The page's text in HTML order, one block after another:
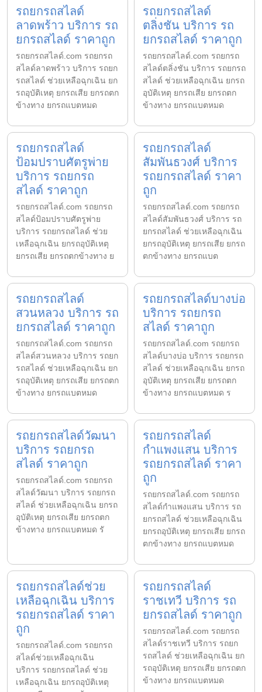
รถยกรถสไลด์
ลาดพร้าว บริการ รถ
ยกรถสไลด์ ราคาถูก
รถยกรถสไลด์.com รถยกรถ
สไลด์ลาดพร้าว บริการ รถยก
รถสไลด์ ช่วยเหลือฉุกเฉิน ยก
รถอุบัติเหตุ ยกรถเสีย ยกรถตก
ข้างทาง ยกรถแบตหมด
รถยกรถสไลด์
ตลิ่งชัน บริการ รถ
ยกรถสไลด์ ราคาถูก
รถยกรถสไลด์.com รถยกรถ
สไลด์ตลิ่งชัน บริการ รถยกรถ
สไลด์ ช่วยเหลือฉุกเฉิน ยกรถ
อุบัติเหตุ ยกรถเสีย ยกรถตก
ข้างทาง ยกรถแบตหมด
รถยกรถสไลด์
ป้อมปราบศัตรูพ่าย
บริการ รถยกรถ
สไลด์ ราคาถูก
รถยกรถสไลด์.com รถยกรถ
สไลด์ป้อมปราบศัตรูพ่าย
บริการ รถยกรถสไลด์ ช่วย
เหลือฉุกเฉิน ยกรถอุบัติเหตุ
ยกรถเสีย ยกรถตกข้างทาง ย
รถยกรถสไลด์
สัมพันธวงศ์ บริการ
รถยกรถสไลด์ ราคา
ถูก
รถยกรถสไลด์.com รถยกรถ
สไลด์สัมพันธวงศ์ บริการ รถ
ยกรถสไลด์ ช่วยเหลือฉุกเฉิน
ยกรถอุบัติเหตุ ยกรถเสีย ยกรถ
ตกข้างทาง ยกรถแบต
รถยกรถสไลด์
สวนหลวง บริการ รถ
ยกรถสไลด์ ราคาถูก
รถยกรถสไลด์.com รถยกรถ
สไลด์สวนหลวง บริการ รถยก
รถสไลด์ ช่วยเหลือฉุกเฉิน ยก
รถอุบัติเหตุ ยกรถเสีย ยกรถตก
ข้างทาง ยกรถแบตหมด
รถยกรถสไลด์บางบ่อ
บริการ รถยกรถ
สไลด์ ราคาถูก
รถยกรถสไลด์.com รถยกรถ
สไลด์บางบ่อ บริการ รถยกรถ
สไลด์ ช่วยเหลือฉุกเฉิน ยกรถ
อุบัติเหตุ ยกรถเสีย ยกรถตก
ข้างทาง ยกรถแบตหมด ร
รถยกรถสไลด์วัฒนา
บริการ รถยกรถ
สไลด์ ราคาถูก
รถยกรถสไลด์.com รถยกรถ
สไลด์วัฒนา บริการ รถยกรถ
สไลด์ ช่วยเหลือฉุกเฉิน ยกรถ
อุบัติเหตุ ยกรถเสีย ยกรถตก
ข้างทาง ยกรถแบตหมด รั
รถยกรถสไลด์
กำแพงแสน บริการ
รถยกรถสไลด์ ราคา
ถูก
รถยกรถสไลด์.com รถยกรถ
สไลด์กำแพงแสน บริการ รถ
ยกรถสไลด์ ช่วยเหลือฉุกเฉิน
ยกรถอุบัติเหตุ ยกรถเสีย ยกรถ
ตกข้างทาง ยกรถแบตหมด
รถยกรถสไลด์ช่วย
เหลือฉุกเฉิน บริการ
รถยกรถสไลด์ ราคา
ถูก
รถยกรถสไลด์.com รถยกรถ
สไลด์ช่วยเหลือฉุกเฉิน
บริการ รถยกรถสไลด์ ช่วย
เหลือฉุกเฉิน ยกรถอุบัติเหตุ
รถยกรถสไลด์
ราชเทวี บริการ รถ
ยกรถสไลด์ ราคาถูก
รถยกรถสไลด์.com รถยกรถ
สไลด์ราชเทวี บริการ รถยก
รถสไลด์ ช่วยเหลือฉุกเฉิน ยก
รถอุบัติเหตุ ยกรถเสีย ยกรถตก
ข้างทาง ยกรถแบตหมด